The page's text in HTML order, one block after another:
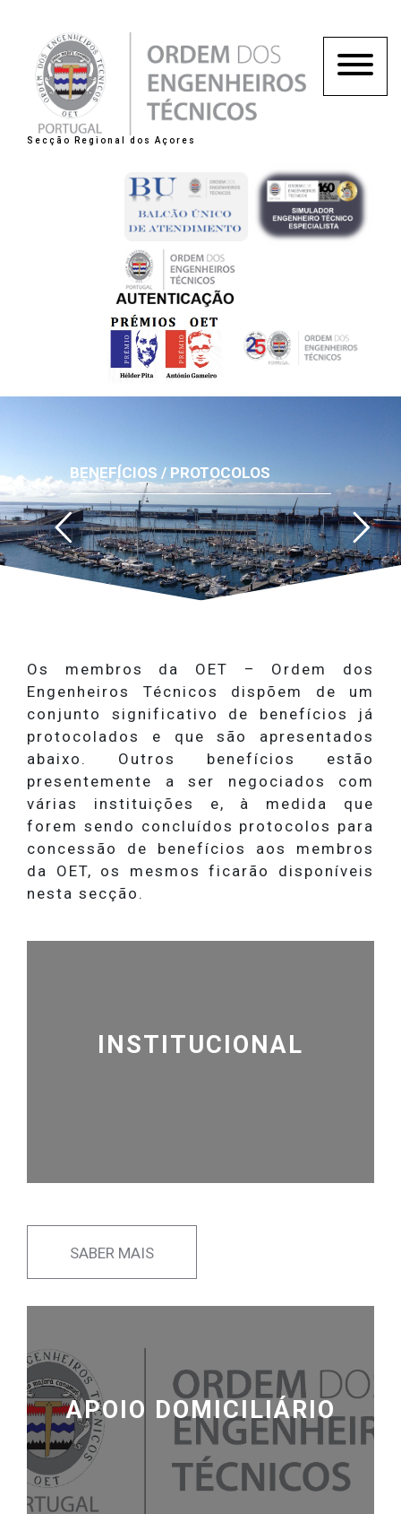
Secção Regional dos Açores
BENEFÍCIOS / PROTOCOLOS
Os membros da OET – Ordem dos
Engenheiros Técnicos dispõem de um
conjunto significativo de benefícios já
protocolados e que são apresentados
abaixo. Outros benefícios estão
presentemente a ser negociados com
várias instituições e, à medida que
forem sendo concluídos protocolos para
concessão de benefícios aos membros
da OET, os mesmos ficarão disponíveis
nesta secção.
INSTITUCIONAL
SABER MAIS
APOIO DOMICILIÁRIO